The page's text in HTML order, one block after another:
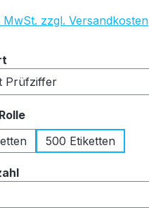
MwSt. zzgl. Versandkosten
auswählen
500 Etiketten
auswählen